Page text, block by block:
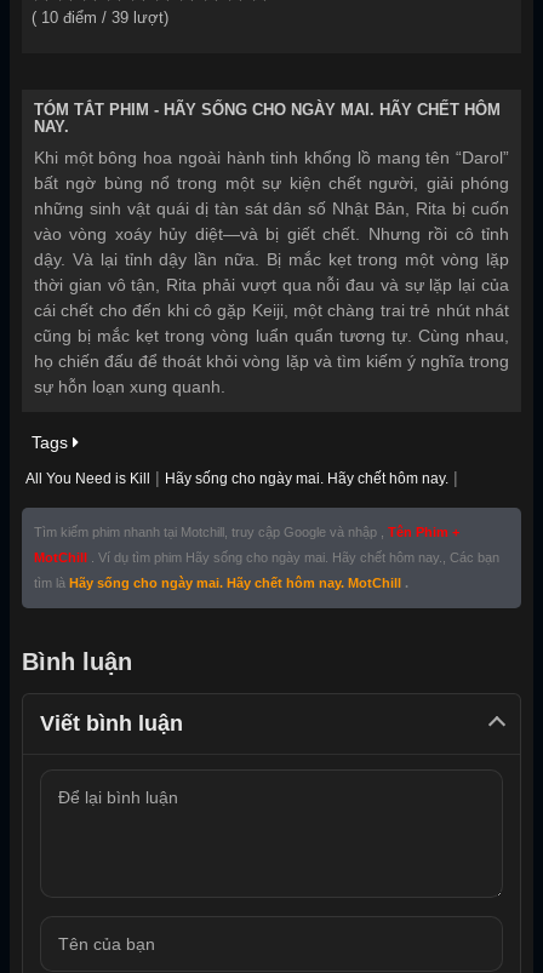
( 10 điểm / 39 lượt)
TÓM TẮT PHIM - HÃY SỐNG CHO NGÀY MAI. HÃY CHẾT HÔM
NAY.
Khi một bông hoa ngoài hành tinh khổng lồ mang tên “Darol”
bất ngờ bùng nổ trong một sự kiện chết người, giải phóng
những sinh vật quái dị tàn sát dân số Nhật Bản, Rita bị cuốn
vào vòng xoáy hủy diệt—và bị giết chết. Nhưng rồi cô tỉnh
dậy. Và lại tỉnh dậy lần nữa. Bị mắc kẹt trong một vòng lặp
thời gian vô tận, Rita phải vượt qua nỗi đau và sự lặp lại của
cái chết cho đến khi cô gặp Keiji, một chàng trai trẻ nhút nhát
cũng bị mắc kẹt trong vòng luẩn quẩn tương tự. Cùng nhau,
họ chiến đấu để thoát khỏi vòng lặp và tìm kiếm ý nghĩa trong
sự hỗn loạn xung quanh.
Tags
All You Need is Kill | Hãy sống cho ngày mai. Hãy chết hôm nay. |
Tìm kiếm phim nhanh tại Motchill, truy cập Google và nhập , Tên Phim +
MotChill
. Ví dụ tìm phim Hãy sống cho ngày mai. Hãy chết hôm nay., Các bạn
tìm là Hãy sống cho ngày mai. Hãy chết hôm nay. MotChill .
Bình luận
Viết bình luận